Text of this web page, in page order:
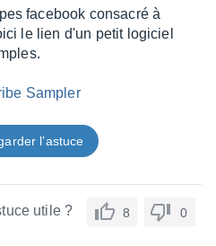
facebook consacré à
le lien d'un petit logiciel
Sampler
l’astuce
utile ? 8 0